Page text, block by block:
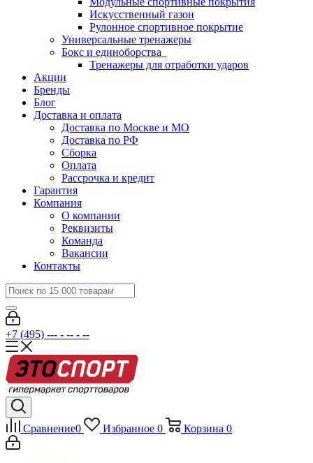
Искусственный газон
Рулонное спортивное покрытие
Универсальные тренажеры
Бокс и единоборства
Тренажеры для отработки ударов
Акции
Бренды
Блог
Доставка и оплата
Доставка по Москве и МО
Доставка по РФ
Сборка
Оплата
Рассрочка и кредит
Гарантия
Компания
О компании
Реквизиты
Команда
Вакансии
Контакты
+7 (495) --- - -- - --
Сравнение0 Избранное 0 Корзина 0